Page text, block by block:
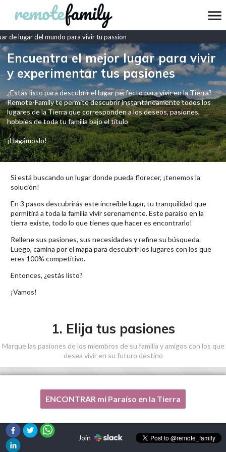
de lugar del mundo para vivir tu passion
Encuentra el mejor lugar para vivir
y experimentar tus pasiones
¿Estás listo para descubrir el lugar perfecto para vivir en la Tierra?
Remote-Family te permite descubrir instantáneamente todos los
lugares de la Tierra que corresponden a los deseos, pasiones,
hobbies de toda tu familia bajo el título
¡Hagámoslo!
Si está buscando un lugar donde pueda florecer, ¡tenemos la
solución!
En 3 pasos descubrirás este increíble lugar, tu tranquilidad que
permitirá a toda la familia vivir serenamente. Este paraíso en la
tierra existe, todo lo que tienes que hacer es encontrarlo!
Rellene sus pasiones, sus necesidades y refine su búsqueda.
Luego, camina por el mapa para descubrir los lugares con los que
eres 100% competitivo.
Entonces, ¿estás listo?
¡Vamos!
1. Elija tus pasiones
Marque las pasiones de los miembros de su familia y amigos con los que
desea vivir en su futuro destino
Una de mis pasiones no está en esta lista, por favor,
ENCONTRAR mi Paraíso en la Tierra
Join